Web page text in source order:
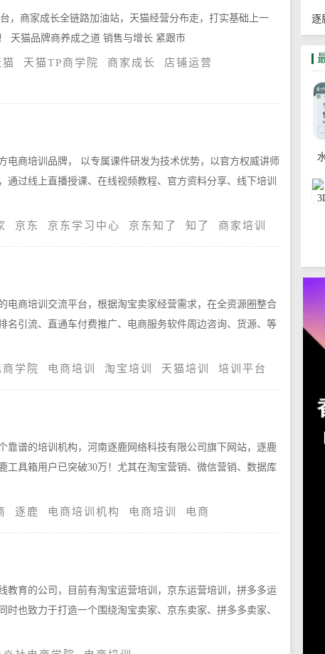
，商家成长全链路加油站，天猫经营分布走，打实基础上一
天猫品牌商养成之道 销售与增长 紧跟市
猫 天猫TP商学院 商家成长 店铺运营
电商培训品牌， 以专属课件研发为技术优势，以官方权威讲师
通过线上直播授课、在线视频教程、官方资料分享、线下培训
京东 京东学习中心 京东知了 知了 商家培训
电商培训交流平台，根据淘宝卖家经营需求，在全资源圈整合
名引流、直通车付费推广、电商服务软件周边咨询、货源、等
商学院 电商培训 淘宝培训 天猫培训 培训平台
靠谱的培训机构，河南逐鹿网络科技有限公司旗下网站，逐鹿
工具箱用户已突破30万！尤其在淘宝营销、微信营销、数据库
逐鹿 电商培训机构 电商培训 电商
教育的公司，目前有淘宝运营培训，京东运营培训，拼多多运
时也致力于打造一个围绕淘宝卖家、京东卖家、拼多多卖家、
逐